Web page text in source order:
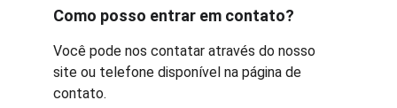
Como posso entrar em contato?
Você pode nos contatar através do nosso
site ou telefone disponível na página de
contato.